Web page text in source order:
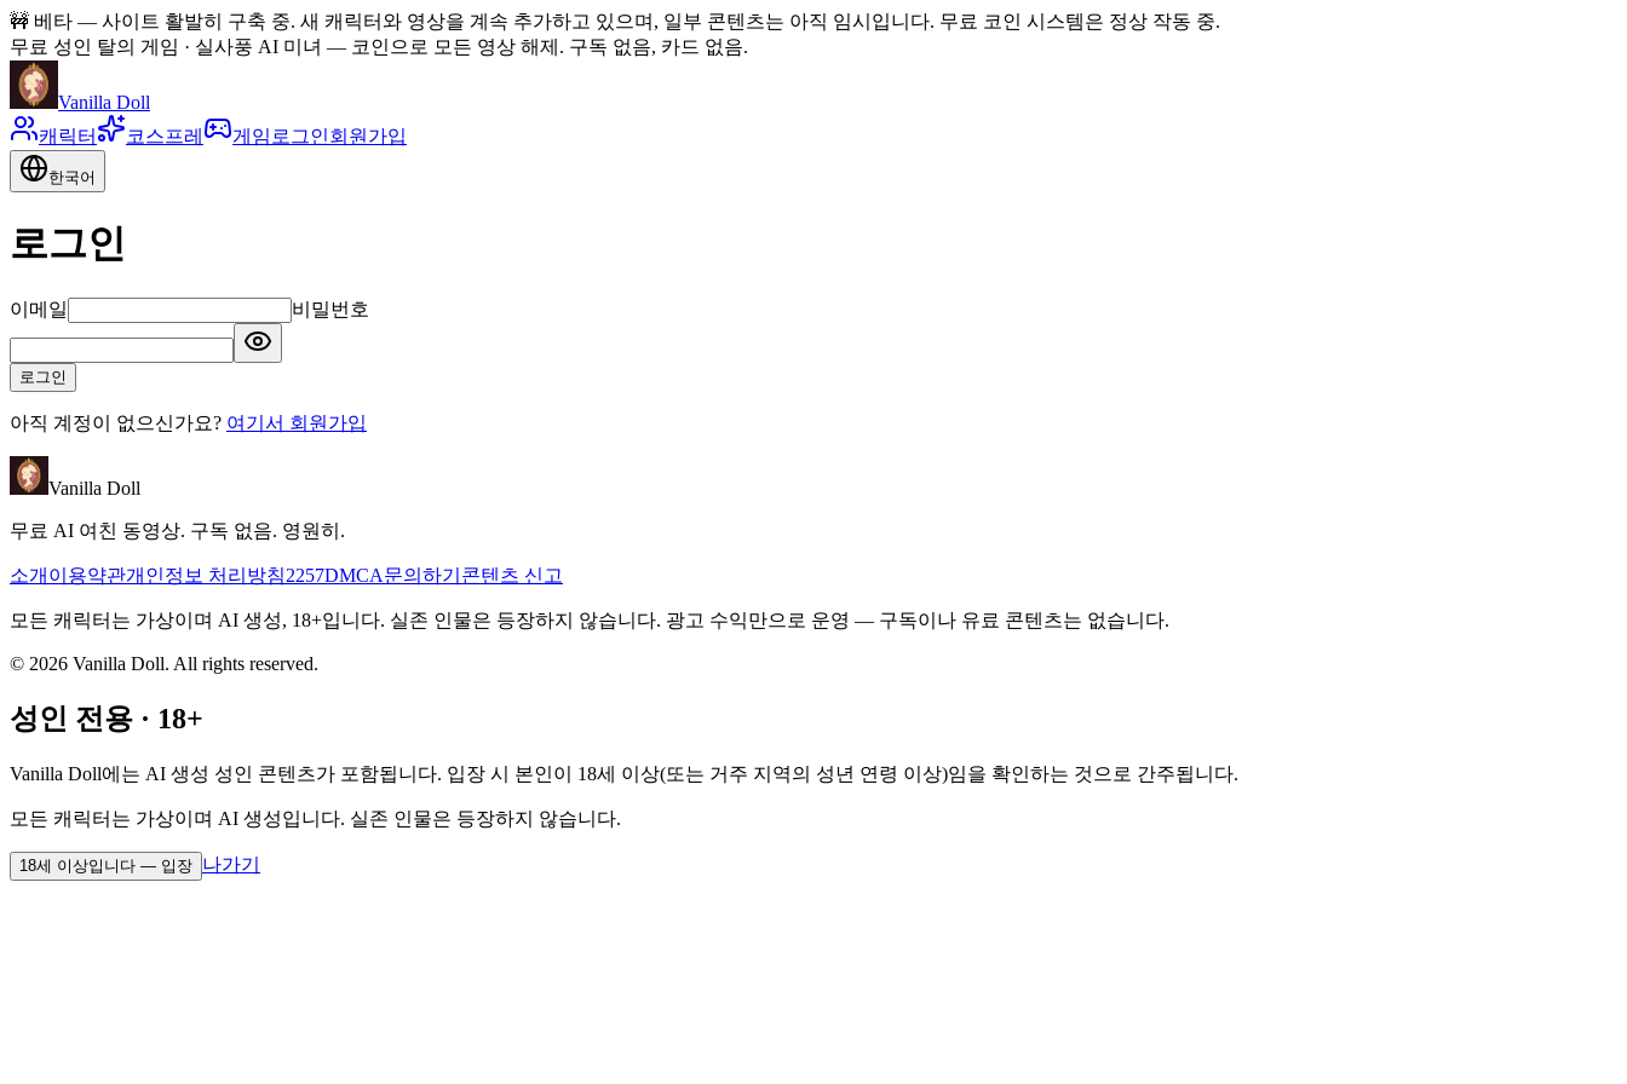
🚧 베타 — 사이트 활발히 구축 중. 새 캐릭터와 영상을 계속 추가하고 있으며, 일부 콘텐츠는 아직 임시입니다. 무료 코인 시스템은 정상 작동 중.
무료 성인 탈의 게임 · 실사풍 AI 미녀 — 코인으로 모든 영상 해제. 구독 없음, 카드 없음.
Vanilla Doll
캐릭터
코스프레 게임 로그인회원가입
한국어
로그인
이메일 비밀번호
로그인
아직 계정이 없으신가요? 여기서 회원가입
Vanilla Doll
무료 AI 여친 동영상. 구독 없음. 영원히.
소개 이용약관개인정보 처리방침2257DMCA문의하기 콘텐츠 신고
모든 캐릭터는 가상이며 AI 생성, 18+입니다. 실존 인물은 등장하지 않습니다. 광고 수익만으로 운영 — 구독이나 유료 콘텐츠는 없습니다.
© 2026 Vanilla Doll. All rights reserved.
성인 전용 · 18+
Vanilla Doll에는 AI 생성 성인 콘텐츠가 포함됩니다. 입장 시 본인이 18세 이상(또는 거주 지역의 성년 연령 이상)임을 확인하는 것으로 간주됩니다.
모든 캐릭터는 가상이며 AI 생성입니다. 실존 인물은 등장하지 않습니다.
18세 이상입니다 — 입장 나가기